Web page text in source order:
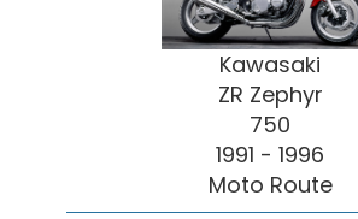
Kawasaki
ZR Zephyr
750
1991 - 1996
Moto Route